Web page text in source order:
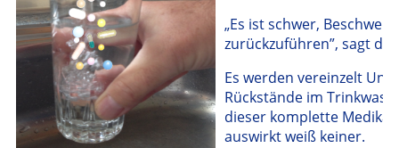
„Es ist schwer,
zurückzuführen”, sagt
Es werden vereinzelt
Rückstände im
dieser komplette
auswirkt weiß keiner.